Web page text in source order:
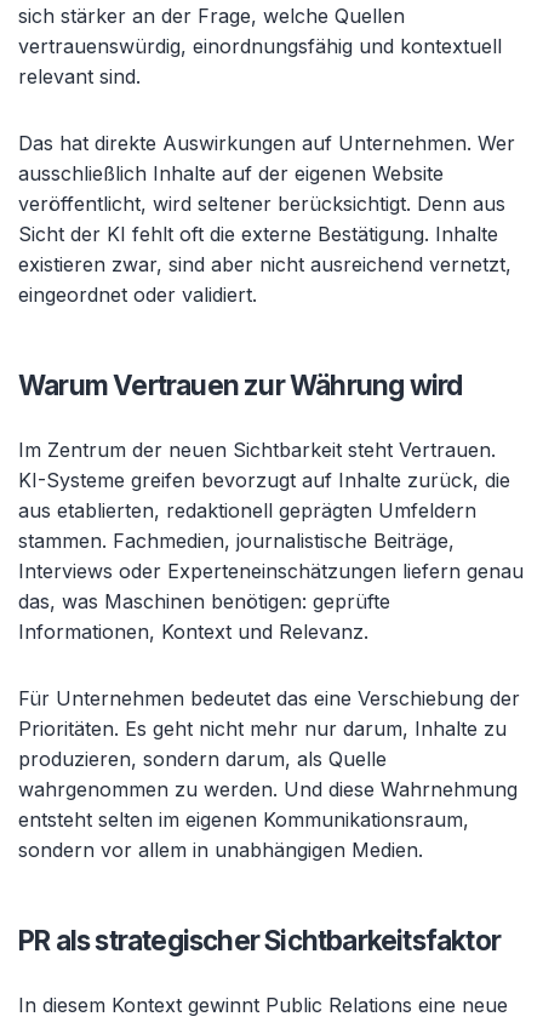
sich stärker an der Frage, welche Quellen
vertrauenswürdig, einordnungsfähig und kontextuell
relevant sind.
Das hat direkte Auswirkungen auf Unternehmen. Wer
ausschließlich Inhalte auf der eigenen Website
veröffentlicht, wird seltener berücksichtigt. Denn aus
Sicht der KI fehlt oft die externe Bestätigung. Inhalte
existieren zwar, sind aber nicht ausreichend vernetzt,
eingeordnet oder validiert.
Warum Vertrauen zur Währung wird
Im Zentrum der neuen Sichtbarkeit steht Vertrauen.
KI-Systeme greifen bevorzugt auf Inhalte zurück, die
aus etablierten, redaktionell geprägten Umfeldern
stammen. Fachmedien, journalistische Beiträge,
Interviews oder Experteneinschätzungen liefern genau
das, was Maschinen benötigen: geprüfte
Informationen, Kontext und Relevanz.
Für Unternehmen bedeutet das eine Verschiebung der
Prioritäten. Es geht nicht mehr nur darum, Inhalte zu
produzieren, sondern darum, als Quelle
wahrgenommen zu werden. Und diese Wahrnehmung
entsteht selten im eigenen Kommunikationsraum,
sondern vor allem in unabhängigen Medien.
PR als strategischer Sichtbarkeitsfaktor
In diesem Kontext gewinnt Public Relations eine neue